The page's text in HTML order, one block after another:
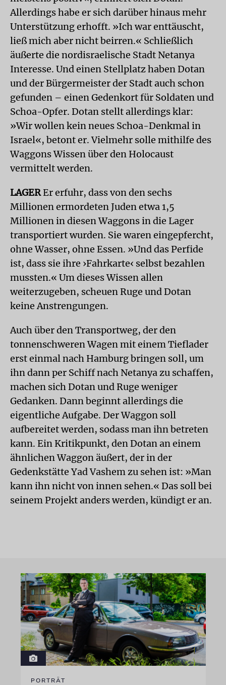
Allerdings habe er sich darüber hinaus mehr
Unterstützung erhofft. »Ich war enttäuscht,
ließ mich aber nicht beirren.« Schließlich
äußerte die nordisraelische Stadt Netanya
Interesse. Und einen Stellplatz haben Dotan
und der Bürgermeister der Stadt auch schon
gefunden – einen Gedenkort für Soldaten und
Schoa-Opfer. Dotan stellt allerdings klar:
»Wir wollen kein neues Schoa-Denkmal in
Israel«, betont er. Vielmehr solle mithilfe des
Waggons Wissen über den Holocaust
vermittelt werden.
LAGEREr erfuhr, dass von den sechs
Millionen ermordeten Juden etwa 1,5
Millionen in diesen Waggons in die Lager
transportiert wurden. Sie waren eingepfercht,
ohne Wasser, ohne Essen. »Und das Perfide
ist, dass sie ihre ›Fahrkarte‹ selbst bezahlen
mussten.« Um dieses Wissen allen
weiterzugeben, scheuen Ruge und Dotan
keine Anstrengungen.
Auch über den Transportweg, der den
tonnenschweren Wagen mit einem Tieflader
erst einmal nach Hamburg bringen soll, um
ihn dann per Schiff nach Netanya zu schaffen,
machen sich Dotan und Ruge weniger
Gedanken. Dann beginnt allerdings die
eigentliche Aufgabe. Der Waggon soll
aufbereitet werden, sodass man ihn betreten
kann. Ein Kritikpunkt, den Dotan an einem
ähnlichen Waggon äußert, der in der
Gedenkstätte Yad Vashem zu sehen ist: »Man
kann ihn nicht von innen sehen.« Das soll bei
seinem Projekt anders werden, kündigt er an.
PORTRÄT